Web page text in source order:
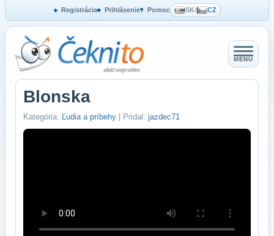
Registrácia Prihlásenie Pomoc SK/ CZ
MENU
Blonska
Kategória: Ľudia a príbehy | Pridal: jazdec71